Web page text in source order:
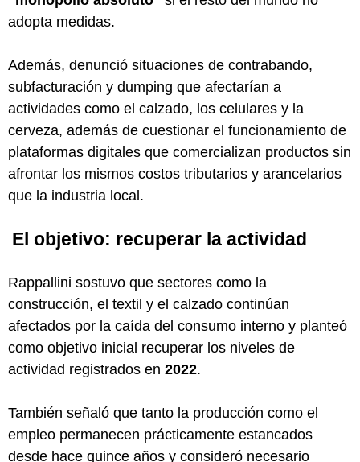
adopta medidas.
Además, denunció situaciones de contrabando,
subfacturación y dumping que afectarían a
actividades como el calzado, los celulares y la
cerveza, además de cuestionar el funcionamiento de
plataformas digitales que comercializan productos sin
afrontar los mismos costos tributarios y arancelarios
que la industria local.
El objetivo: recuperar la actividad
Rappallini sostuvo que sectores como la
construcción, el textil y el calzado continúan
afectados por la caída del consumo interno y planteó
como objetivo inicial recuperar los niveles de
actividad registrados en 2022.
También señaló que tanto la producción como el
empleo permanecen prácticamente estancados
desde hace quince años y consideró necesario